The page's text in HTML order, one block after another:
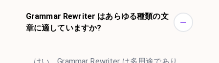
Grammar Rewriter はあらゆる種類の文
章に適していますか?